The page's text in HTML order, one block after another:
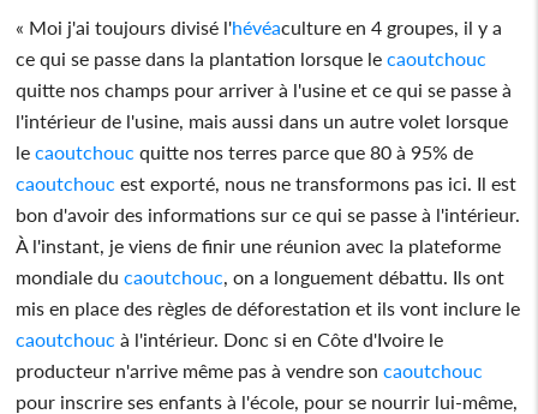
« Moi j'ai toujours divisé l'hévéaculture en 4 groupes, il y a
ce qui se passe dans la plantation lorsque lecaoutchouc
quitte nos champs pour arriver à l'usine et ce qui se passe à
l'intérieur de l'usine, mais aussi dans un autre volet lorsque
lecaoutchouc quitte nos terres parce que 80 à 95% de
caoutchouc est exporté, nous ne transformons pas ici. Il est
bon d'avoir des informations sur ce qui se passe à l'intérieur.
À l'instant, je viens de finir une réunion avec la plateforme
mondiale ducaoutchouc , on a longuement débattu. Ils ont
mis en place des règles de déforestation et ils vont inclure le
caoutchouc à l'intérieur. Donc si en Côte d'Ivoire le
producteur n'arrive même pas à vendre soncaoutchouc
pour inscrire ses enfants à l'école, pour se nourrir lui-même,